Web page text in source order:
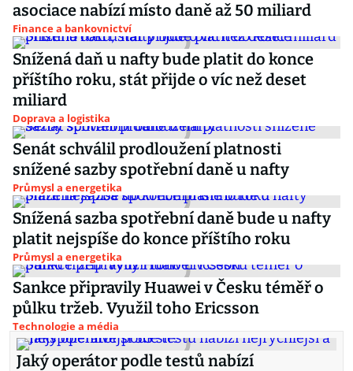
asociace nabízí místo daně až 50 miliard
Finance a bankovnictví
Snížená daň u nafty bude platit do konce
příštího roku, stát přijde o víc než deset
miliard
Doprava a logistika
Senát schválil prodloužení platnosti
snížené sazby spotřební daně u nafty
Průmysl a energetika
Snížená sazba spotřební daně bude u nafty
platit nejspíše do konce příštího roku
Průmysl a energetika
Sankce připravily Huawei v Česku téměř o
půlku tržeb. Využil toho Ericsson
Technologie a média
Jaký operátor podle testů nabízí